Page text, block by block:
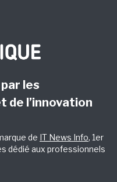
les
de l’innovation
de IT News Info, 1er
dédié aux professionnels